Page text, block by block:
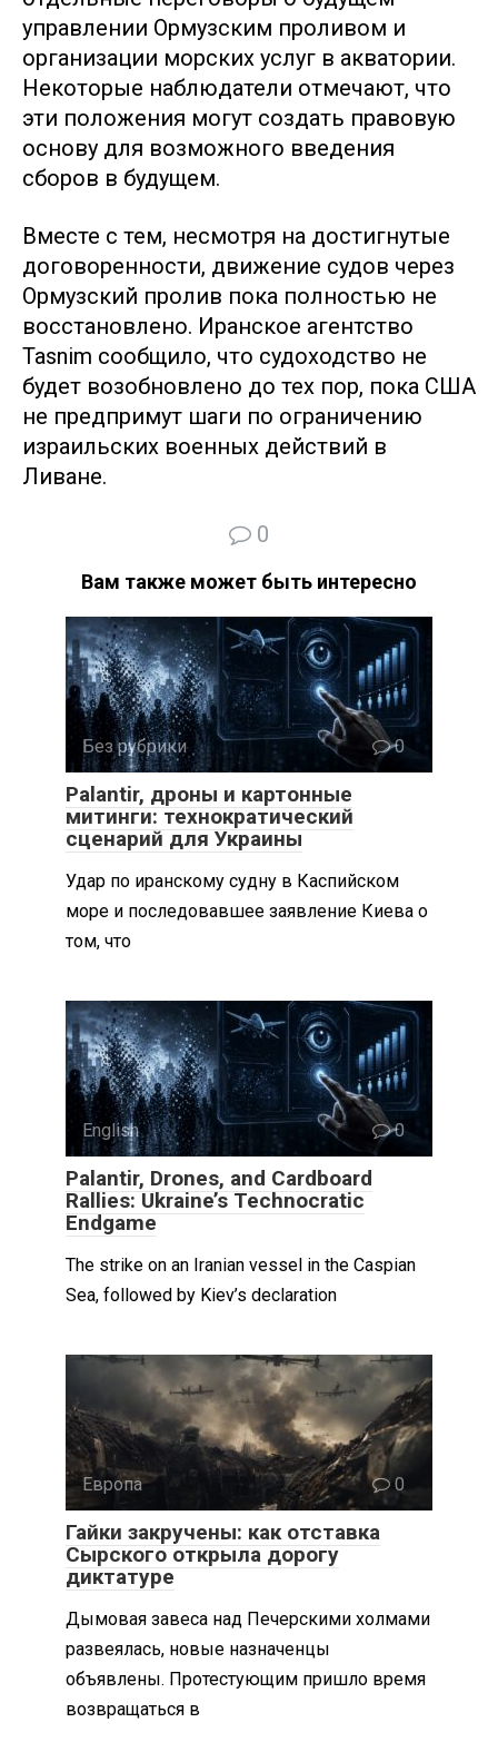
управлении Ормузским проливом и
организации морских услуг в акватории.
Некоторые наблюдатели отмечают, что
эти положения могут создать правовую
основу для возможного введения
сборов в будущем.
Вместе с тем, несмотря на достигнутые
договоренности, движение судов через
Ормузский пролив пока полностью не
восстановлено. Иранское агентство
Tasnim сообщило, что судоходство не
будет возобновлено до тех пор, пока США
не предпримут шаги по ограничению
израильских военных действий в
Ливане.
0
Вам также может быть интересно
Без рубрики 0
Palantir, дроны и картонные
митинги: технократический
сценарий для Украины
Удар по иранскому судну в Каспийском
море и последовавшее заявление Киева о
том, что
English 0
Palantir, Drones, and Cardboard
Rallies: Ukraine’s Technocratic
Endgame
The strike on an Iranian vessel in the Caspian
Sea, followed by Kiev’s declaration
Европа 0
Гайки закручены: как отставка
Сырского открыла дорогу
диктатуре
Дымовая завеса над Печерскими холмами
развеялась, новые назначенцы
объявлены. Протестующим пришло время
возвращаться в